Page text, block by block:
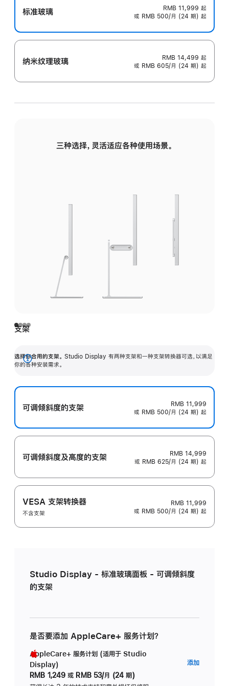
标准玻璃 RMB 11,999 起
或 RMB 500/月 (24 期) 起
纳米纹理玻璃 RMB 14,499 起
或 RMB 605/月 (24 期) 起
三种选择，灵活适应各种使用场景。
支架
选择你合用的支架。 Studio Display 有两种支架和一种支架转换器可选，以满足
你的各种安装需求。
展
可调倾斜度的支架
RMB 11,999
或 RMB 500/月 (24 期) 起
可调倾斜度及高‍度的支‍架
RMB 14,999
或 RMB 625/月 (24 期) 起
VESA 支架转换器
不含支架
RMB 11,999
或 RMB 500/月 (24 期) 起
Studio Display - 标准玻璃面板 - 可调倾斜度
的支架
是否要添加 AppleCare+ 服务计划？
AppleCare+ 服务计划 (适用于 Studio
Display)
RMB 1,249 或 RMB 53/月 (24 期)
添加